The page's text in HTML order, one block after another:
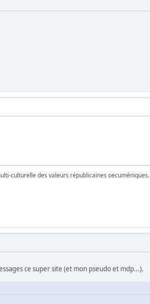
culturelle des valeurs républicaines oecuméniques.
ce super site (et mon pseudo et mdp...).